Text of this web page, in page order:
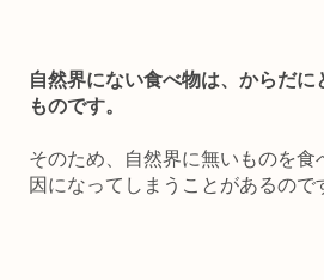
自然界にない食べ物は、からだ
ものです。
そのため、自然界に無いものを食
因になってしまうことがあるので